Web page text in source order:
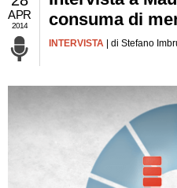
APR
2014
consuma di
INTERVISTA | di Stefano